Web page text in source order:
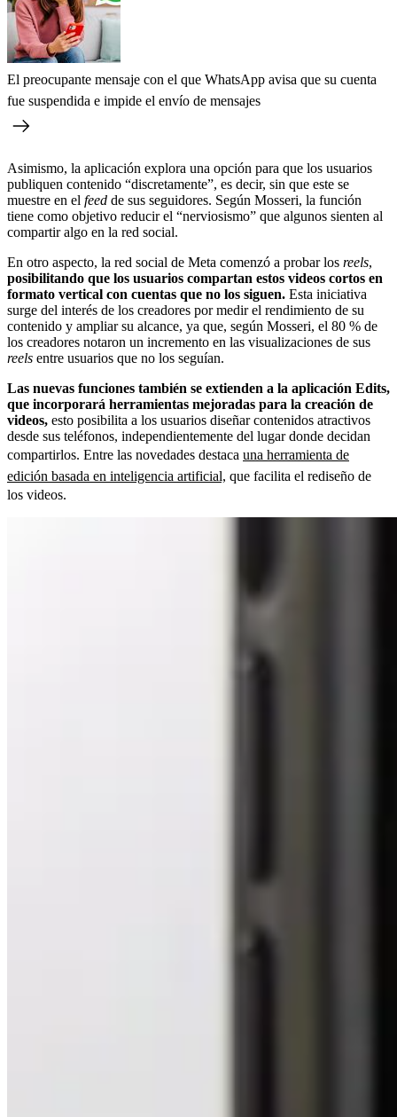
El preocupante mensaje con el que WhatsApp avisa que su cuenta
fue suspendida e impide el envío de mensajes
Asimismo, la aplicación explora una opción para que los usuarios
publiquen contenido “discretamente”, es decir, sin que este se
muestre en el feed de sus seguidores. Según Mosseri, la función
tiene como objetivo reducir el “nerviosismo” que algunos sienten al
compartir algo en la red social.
En otro aspecto, la red social de Meta comenzó a probar los reels,
posibilitando que los usuarios compartan estos videos cortos en
formato vertical con cuentas que no los siguen. Esta iniciativa
surge del interés de los creadores por medir el rendimiento de su
contenido y ampliar su alcance, ya que, según Mosseri, el 80 % de
los creadores notaron un incremento en las visualizaciones de sus
reels entre usuarios que no los seguían.
Las nuevas funciones también se extienden a la aplicación Edits,
que incorporará herramientas mejoradas para la creación de
videos, esto posibilita a los usuarios diseñar contenidos atractivos
desde sus teléfonos, independientemente del lugar donde decidan
compartirlos. Entre las novedades destaca una herramienta de
edición basada en inteligencia artificial, que facilita el rediseño de
los videos.